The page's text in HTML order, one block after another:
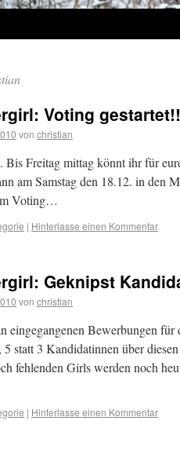
Voting gestartet!!
von christian
Bis Freitag mittag könnt ihr für
am Samstag den 18.12. in den
Voting…
| Hinterlasse einen Kommentar
Geknipst
von christian
eingegangenen Bewerbungen
statt 3 Kandidatinnen über
fehlenden Girls werden noch
| Hinterlasse einen Kommentar